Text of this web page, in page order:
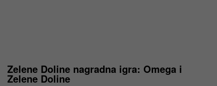
Zelene Doline nagradna igra: Omega i
Zelene Doline